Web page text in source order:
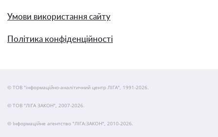
Умови використання сайту
Політика конфіденційності
© ТОВ "інформаційно-аналітичний центр ЛІГА", 1991-2026.
© ТОВ "ЛІГА ЗАКОН", 2007-2026.
© Інформаційне агентство "ЛІГА:ЗАКОН", 2010-2026.